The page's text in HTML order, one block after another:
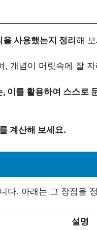
사용했는지 정리 해
, 개념이 머릿속에 잘
이를 활용하여 스스로
계산해 보세요.
다. 아래는 그 장점을
설명